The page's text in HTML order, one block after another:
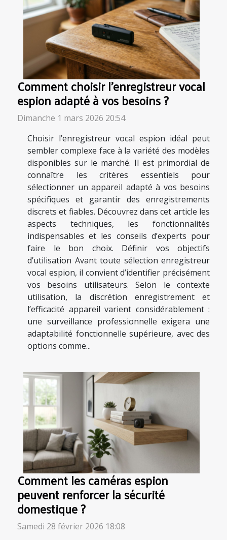
Comment choisir l'enregistreur vocal
espion adapté à vos besoins ?
Dimanche 1 mars 2026 20:54
Choisir l’enregistreur vocal espion idéal peut
sembler complexe face à la variété des modèles
disponibles sur le marché. Il est primordial de
connaître les critères essentiels pour
sélectionner un appareil adapté à vos besoins
spécifiques et garantir des enregistrements
discrets et fiables. Découvrez dans cet article les
aspects techniques, les fonctionnalités
indispensables et les conseils d’experts pour
faire le bon choix. Définir vos objectifs
d’utilisation Avant toute sélection enregistreur
vocal espion, il convient d’identifier précisément
vos besoins utilisateurs. Selon le contexte
utilisation, la discrétion enregistrement et
l’efficacité appareil varient considérablement :
une surveillance professionnelle exigera une
adaptabilité fonctionnelle supérieure, avec des
options comme...
Comment les caméras espion
peuvent renforcer la sécurité
domestique ?
Samedi 28 février 2026 18:08